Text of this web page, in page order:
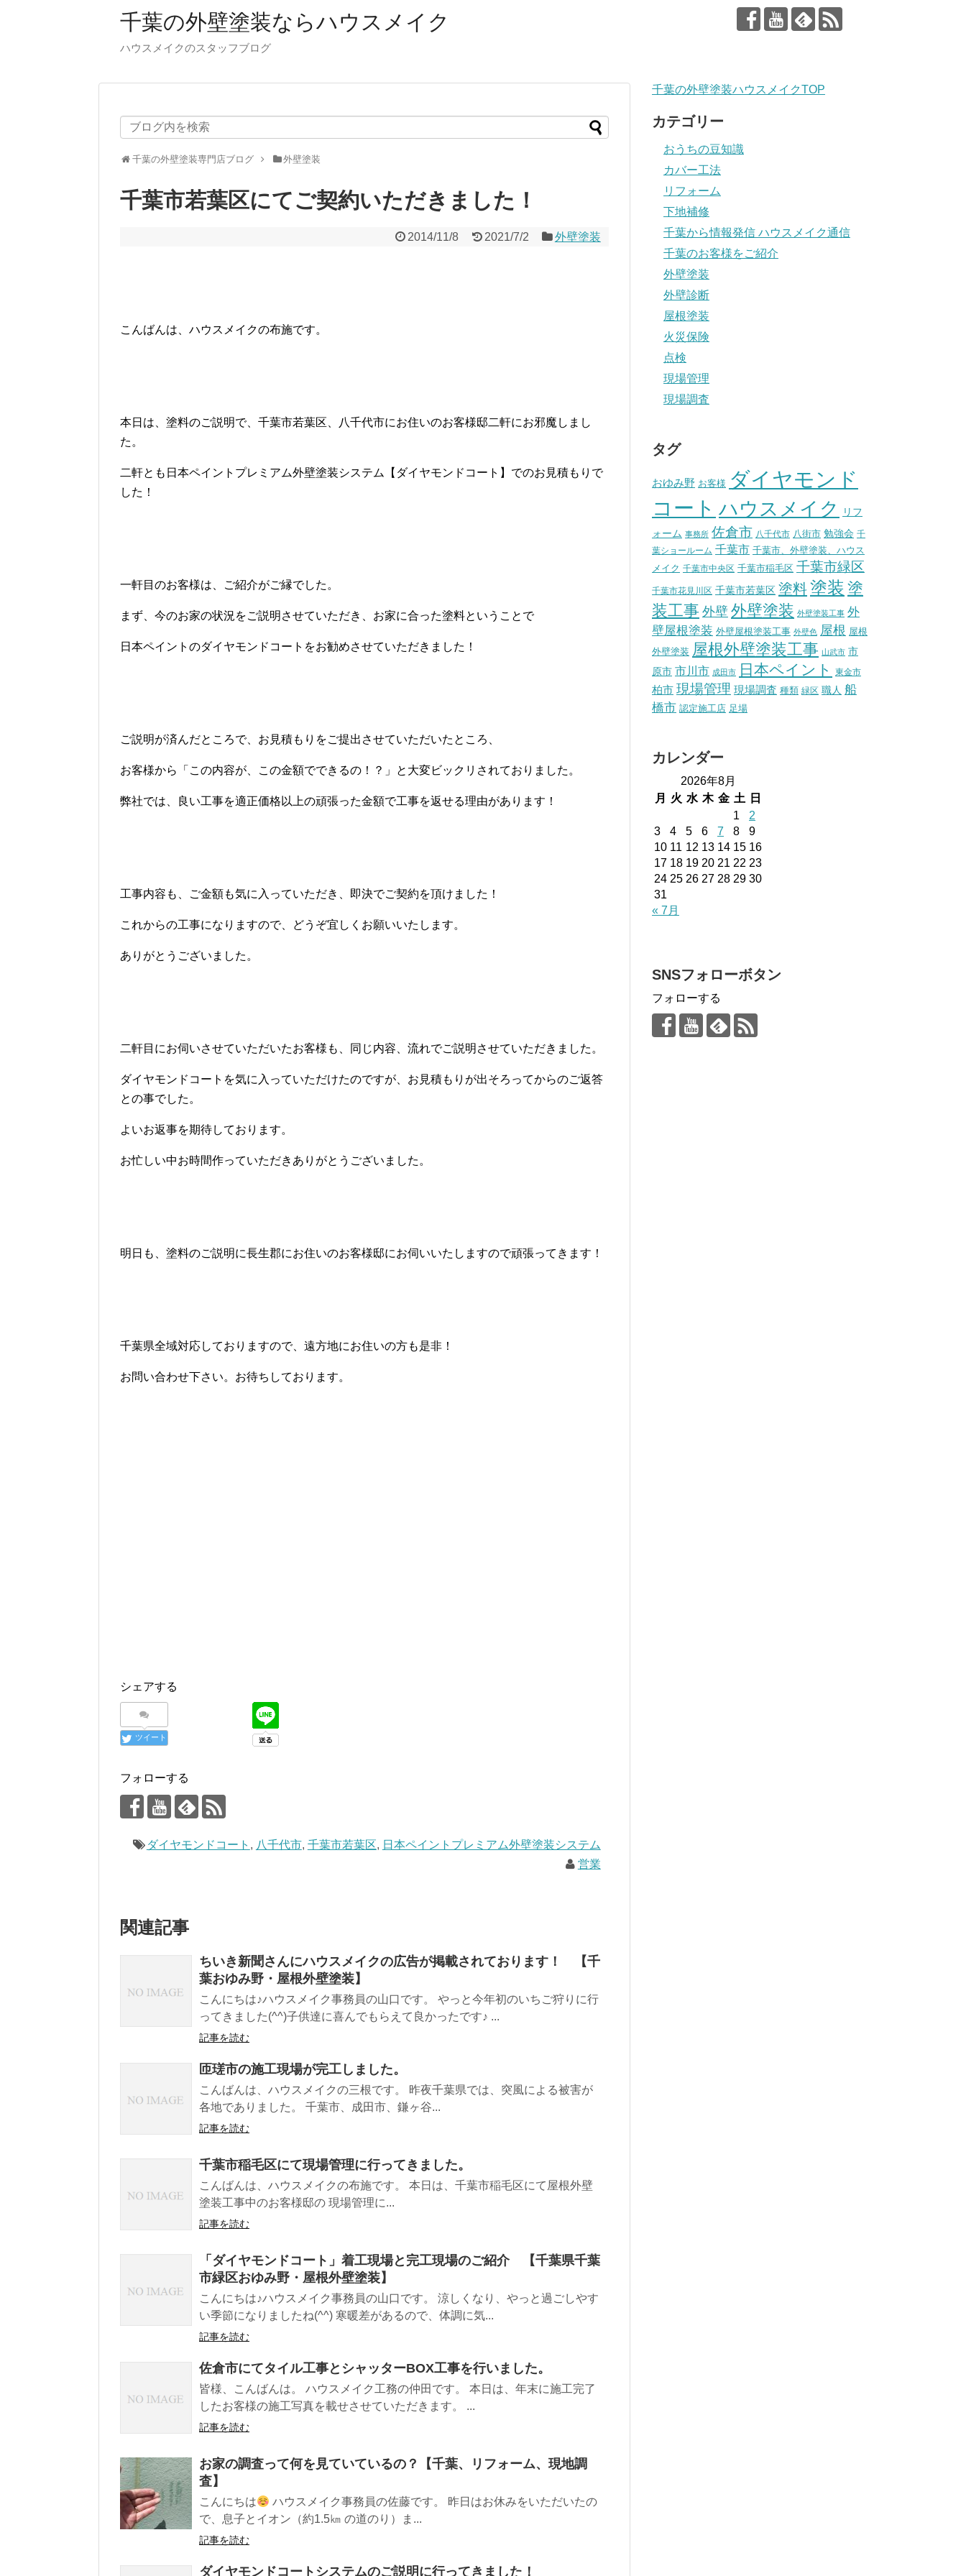
千葉の外壁塗装ならハウスメイク
ハウスメイクのスタッフブログ
千葉の外壁塗装専門店ブログ 外壁塗装
千葉市若葉区にてご契約いただきました！
2014/11/8 2021/7/2 外壁塗装
こんばんは、ハウスメイクの布施です。
本日は、塗料のご説明で、千葉市若葉区、八千代市にお住いのお客様邸二軒にお邪魔しまし
た。
二軒とも日本ペイントプレミアム外壁塗装システム【ダイヤモンドコート】でのお見積もりで
した！
一軒目のお客様は、ご紹介がご縁でした。
まず、今のお家の状況をご説明させていただき、お家に合った塗料ということで
日本ペイントのダイヤモンドコートをお勧めさせていただきました！
ご説明が済んだところで、お見積もりをご提出させていただいたところ、
お客様から「この内容が、この金額でできるの！？」と大変ビックリされておりました。
弊社では、良い工事を適正価格以上の頑張った金額で工事を返せる理由があります！
工事内容も、ご金額も気に入っていただき、即決でご契約を頂けました！
これからの工事になりますので、どうぞ宜しくお願いいたします。
ありがとうございました。
二軒目にお伺いさせていただいたお客様も、同じ内容、流れでご説明させていただきました。
ダイヤモンドコートを気に入っていただけたのですが、お見積もりが出そろってからのご返答
との事でした。
よいお返事を期待しております。
お忙しい中お時間作っていただきありがとうございました。
明日も、塗料のご説明に長生郡にお住いのお客様邸にお伺いいたしますので頑張ってきます！
千葉県全域対応しておりますので、遠方地にお住いの方も是非！
お問い合わせ下さい。お待ちしております。
シェアする
ツイート
フォローする
ダイヤモンドコート , 八千代市, 千葉市若葉区, 日本ペイントプレミアム外壁塗装システム
営業
関連記事
ちいき新聞さんにハウスメイクの広告が掲載されております！ 【千
葉おゆみ野・屋根外壁塗装】
こんにちは♪ハウスメイク事務員の山口です。 やっと今年初のいちご狩りに行
ってきました(^^)子供達に喜んでもらえて良かったです♪ ...
記事を読む
匝瑳市の施工現場が完工しました。
こんばんは、ハウスメイクの三根です。 昨夜千葉県では、突風による被害が
各地でありました。 千葉市、成田市、鎌ヶ谷...
記事を読む
千葉市稲毛区にて現場管理に行ってきました。
こんばんは、ハウスメイクの布施です。 本日は、千葉市稲毛区にて屋根外壁
塗装工事中のお客様邸の 現場管理に...
記事を読む
「ダイヤモンドコート」着工現場と完工現場のご紹介 【千葉県千葉
市緑区おゆみ野・屋根外壁塗装】
こんにちは♪ハウスメイク事務員の山口です。 涼しくなり、やっと過ごしやす
い季節になりましたね(^^) 寒暖差があるので、体調に気...
記事を読む
佐倉市にてタイル工事とシャッターBOX工事を行いました。
皆様、こんばんは。 ハウスメイク工務の仲田です。 本日は、年末に施工完了
したお客様の施工写真を載せさせていただきます。 ...
記事を読む
お家の調査って何を見ていているの？【千葉、リフォーム、現地調
査】
こんにちは
ハウスメイク事務員の佐藤です。 昨日はお休みをいただいたの
で、息子とイオン（約1.5㎞ の道のり）ま...
記事を読む
ダイヤモンドコートシステムのご説明に行ってきました！
千葉の外壁塗装ハウスメイクTOP
カテゴリー
おうちの豆知識
カバー工法
リフォーム
下地補修
千葉から情報発信 ハウスメイク通信
千葉のお客様をご紹介
外壁塗装
外壁診断
屋根塗装
火災保険
点検
現場管理
現場調査
タグ
おゆみ野 お客様 ダイヤモンド
コート ハウスメイク
リフ
ォーム 事務所 佐倉市 八千代市 八街市 勉強会 千
葉ショールーム 千葉市 千葉市、外壁塗装、ハウス
メイク 千葉市中央区 千葉市稲毛区 千葉市緑区
千葉市花見川区 千葉市若葉区 塗料塗装 塗
装工事 外壁 外壁塗装 外壁塗装工事 外
壁屋根塗装 外壁屋根塗装工事 外壁色 屋根 屋根
外壁塗装 屋根外壁塗装工事 山武市 市
原市 市川市 成田市 日本ペイント 東金市
柏市 現場管理 現場調査 種類 緑区 職人 船
橋市 認定施工店 足場
カレンダー
2026年8月
月
火 水 木 金 土
日
1
2
3
4 5 6 7 8
9
10 11 12 13 14 15 16
17 18 19 20 21 22 23
24 25 26 27 28 29 30
31
« 7月
SNSフォローボタン
フォローする